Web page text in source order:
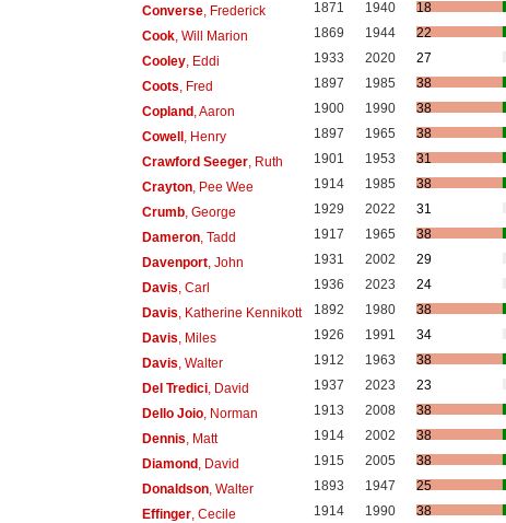
Converse, Frederick 1871 1940
18
Cook, Will Marion 1869 1944
22
Cooley, Eddi 1933 2020
27
Coots , Fred 1897 1985
38
Copland, Aaron 1900 1990
38
Cowell, Henry 1897 1965
38
Crawford Seeger, Ruth 1901 1953
31
Crayton, Pee Wee 1914 1985
38
Crumb, George 1929 2022
31
Dameron, Tadd 1917 1965
38
Davenport, John 1931 2002
29
Davis , Carl 1936 2023
24
Davis , Katherine Kennikott 1892 1980
38
Davis , Miles 1926 1991
34
Davis , Walter 1912 1963
38
Del Tredici, David 1937 2023
23
Dello Joio, Norman 1913 2008
38
Dennis , Matt 1914 2002
38
Diamond, David 1915 2005
38
Donaldson, Walter 1893 1947
25
Effinger, Cecile 1914 1990
38